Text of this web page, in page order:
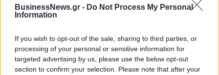
BusinessNews.gr - Do Not Process My Personal
Information
If you wish to opt-out of the sale, sharing to third parties, or
processing of your personal or sensitive information for
targeted advertising by us, please use the below opt-out
section to confirm your selection. Please note that after your
δισ. σε μικρομεσαίες
χρονοβόρες διαδικασίες
Η Chery επενδύει 75 εκατ. δολάρια στην KG Mobility